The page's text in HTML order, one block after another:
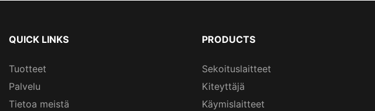
QUICK LINKS
Tuotteet
Palvelu
Tietoa meistä
PRODUCTS
Sekoituslaitteet
Kiteyttäjä
Käymislaitteet